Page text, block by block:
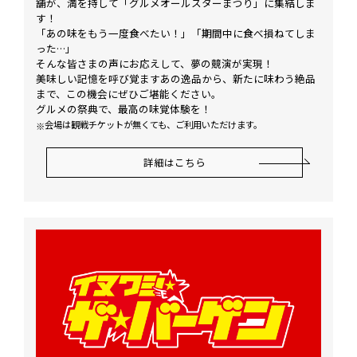
す！
「あの味をもう一度食べたい！」「期間中に食べ損ねてしま
った…」
そんな皆さまの声にお応えして、夢の競演が実現！
美味しい記憶を呼び覚ますあの逸品から、新たに味わう絶品
まで、この機会にぜひご堪能ください。
グルメの祭典で、最高の味覚体験を！
会場は観戦チケットが無くても、ご利用いただけます。
詳細はこちら